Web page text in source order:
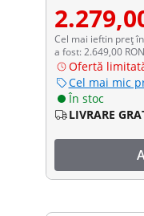
Cel mai ieftin preț
a fost: 2.649,00 RON
Ofertă
Cel mai mic
În stoc
LIVRARE